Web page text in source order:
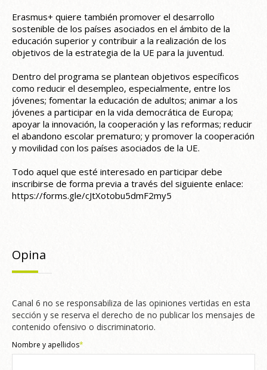
Erasmus+ quiere también promover el desarrollo
sostenible de los países asociados en el ámbito de la
educación superior y contribuir a la realización de los
objetivos de la estrategia de la UE para la juventud.
Dentro del programa se plantean objetivos específicos
como reducir el desempleo, especialmente, entre los
jóvenes; fomentar la educación de adultos; animar a los
jóvenes a participar en la vida democrática de Europa;
apoyar la innovación, la cooperación y las reformas; reducir
el abandono escolar prematuro; y promover la cooperación
y movilidad con los países asociados de la UE.
Todo aquel que esté interesado en participar debe
inscribirse de forma previa a través del siguiente enlace:
https://forms.gle/cJtXotobu5dmF2my5
Opina
Canal 6 no se responsabiliza de las opiniones vertidas en esta
sección y se reserva el derecho de no publicar los mensajes de
contenido ofensivo o discriminatorio.
Nombre y apellidos*